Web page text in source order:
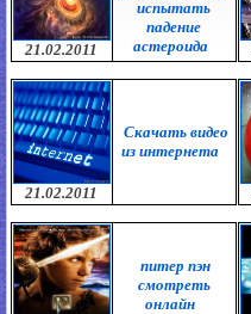
21.02.2011
испытать
падение
астероида
21.02.2011
Скачать видео
из интернета
питер пэн
смотреть
онлайн